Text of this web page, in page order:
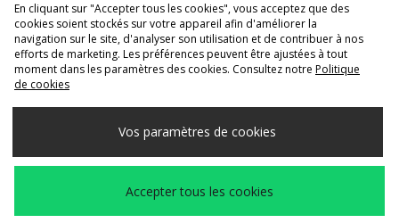
Livraison Vers
France
Nous acceptons les méthodes de paiement suivantes
En cliquant sur "Accepter tous les cookies", vous acceptez que des
cookies soient stockés sur votre appareil afin d'améliorer la
navigation sur le site, d'analyser son utilisation et de contribuer à nos
efforts de marketing. Les préférences peuvent être ajustées à tout
moment dans les paramètres des cookies. Consultez notre Politique
de cookies
Vos paramètres de cookies
Accepter tous les cookies